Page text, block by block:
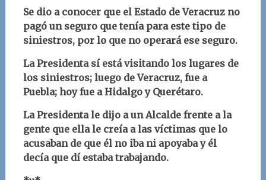
Se dio a conocer que el Estado de Veracruz no
pagó un seguro que tenía para este tipo de
siniestros, por lo que no operará ese seguro.
La Presidenta sí está visitando los lugares de
los siniestros; luego de Veracruz, fue a
Puebla; hoy fue a Hidalgo y Querétaro.
La Presidenta le dijo a un Alcalde frente a la
gente que ella le creía a las víctimas que lo
acusaban de que él no iba ni apoyaba y él
decía que dí estaba trabajando.